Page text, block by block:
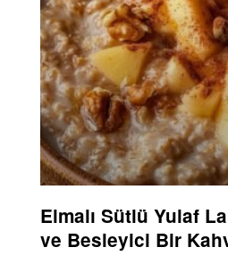
Elmalı Sütlü Yulaf
ve Besleyici Bir